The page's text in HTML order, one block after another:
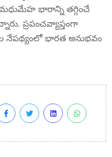
భారాన్ని తగ్గించే
ప్రపంచవ్యాప్తంగా
నేపథ్యంలో భారత అనుభవం